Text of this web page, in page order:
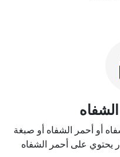
أو أحمر الشفاه أو صبغة